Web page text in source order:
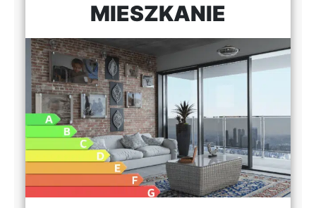
MIESZKANIE